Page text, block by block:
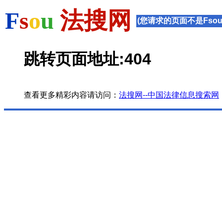
Fsou 法搜网 (您请求的页面不是
跳转页面地址:404
查看更多精彩内容请访问： 法搜网--中国法律信息搜索网